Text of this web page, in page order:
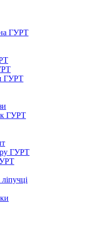
ГУРТ
ГУРТ
ГУРТ
ГУРТ